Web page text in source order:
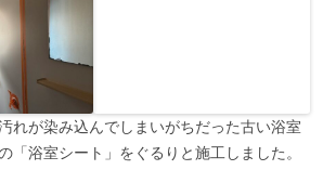
れが染み込んでしまいがちだった古い浴室
「浴室シート」をぐるりと施工しました。